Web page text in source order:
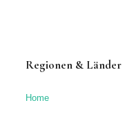
Regionen & Länder
Home